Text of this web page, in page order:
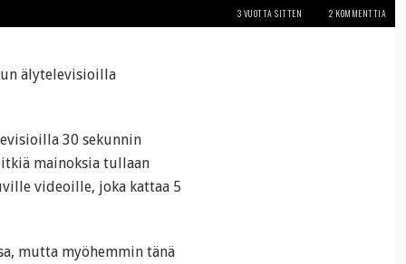
3 VUOTTA SITTEN 2 KOMMENTTIA
älytelevisioilla
30 sekunnin
mainoksia tullaan
videoille, joka kattaa 5
mutta myöhemmin tänä